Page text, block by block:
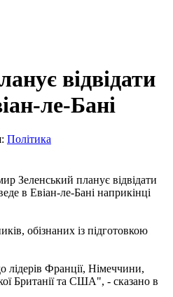
відвідати
ле-Бані
Політика
Зеленський планує відвідати
в Евіан-ле-Бані наприкінці
обізнаних із підготовкою
лідерів Франції, Німеччини,
Британії та США", - сказано в